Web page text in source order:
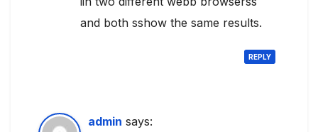
and both sshow the same results.
REPLY
admin says: